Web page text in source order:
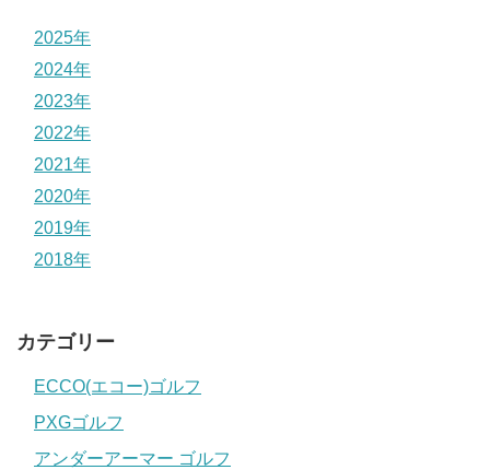
2025年
2024年
2023年
2022年
2021年
2020年
2019年
2018年
カテゴリー
ECCO(エコー)ゴルフ
PXGゴルフ
アンダーアーマー ゴルフ